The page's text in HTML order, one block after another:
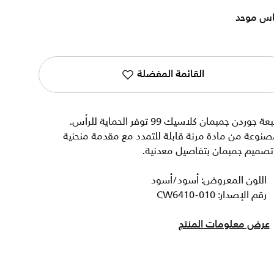
موحد
القائمة المفضلة
قبعة جوردن جمبمان كلاسيك 99 توفر الحماية للرأس.
من مادة مرنة قابلة للتمدد مع مقدمة منحنية
جمبمان بتفاصيل معدنية.
اللون المعروض: أسود/أسود
رقم الإصدار: CW6410-010
عرض معلومات المنتج